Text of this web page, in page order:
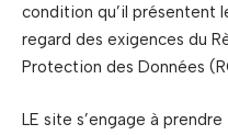
condition qu’il présentent
regard des exigences du
Protection des Données
LE site s’engage à